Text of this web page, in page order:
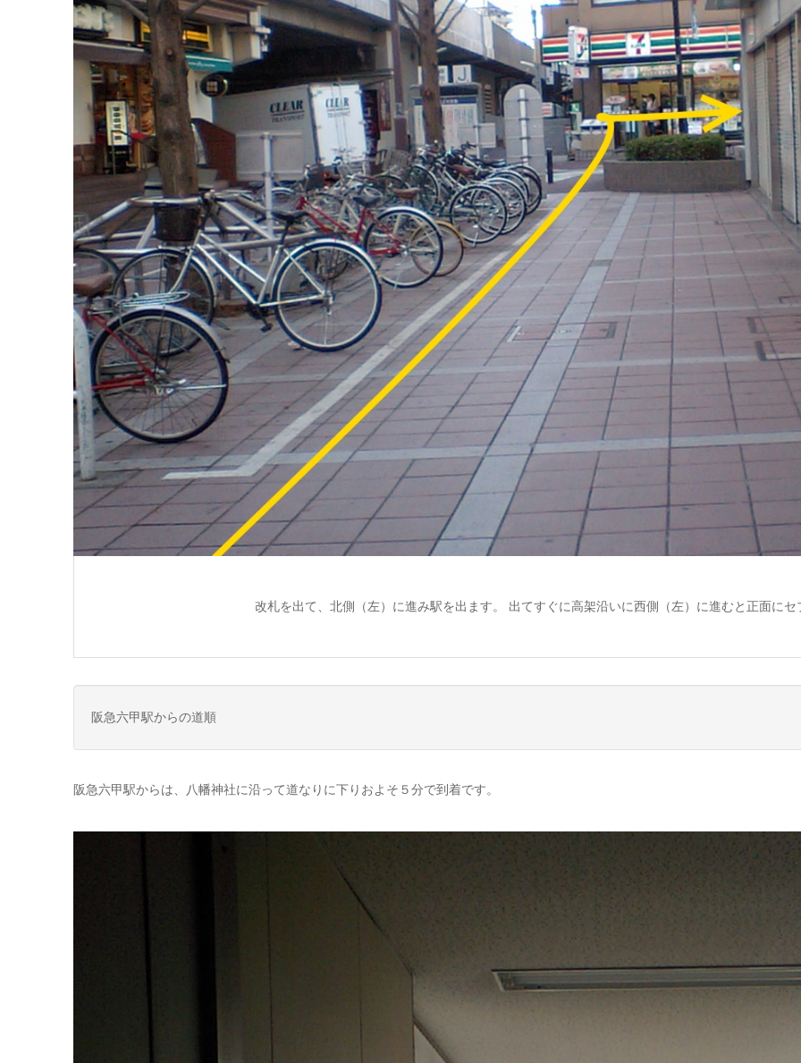
改札を出て、北側（左）に進み駅を出ます。 出てすぐに高架沿いに西側（左）に進むと正面に
阪急六甲駅からの道順
阪急六甲駅からは、八幡神社に沿って道なりに下りおよそ５分で到着です。